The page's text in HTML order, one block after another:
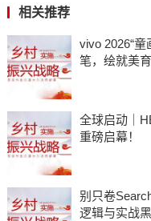
相关推荐
vivo 2026“
笔，绘就美
全球启动｜
重磅启幕！
别只卷
逻辑与实战